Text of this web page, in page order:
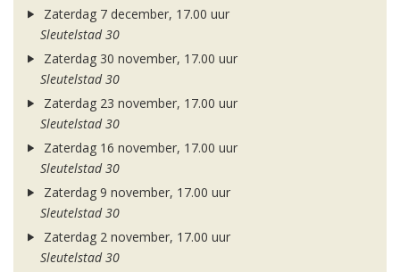
Zaterdag 7 december, 17.00 uur
Sleutelstad 30
Zaterdag 30 november, 17.00 uur
Sleutelstad 30
Zaterdag 23 november, 17.00 uur
Sleutelstad 30
Zaterdag 16 november, 17.00 uur
Sleutelstad 30
Zaterdag 9 november, 17.00 uur
Sleutelstad 30
Zaterdag 2 november, 17.00 uur
Sleutelstad 30